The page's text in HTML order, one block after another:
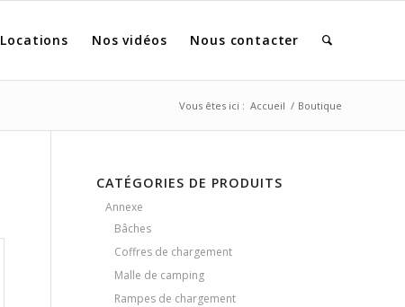
Locations Nos vidéos Nous contacter
Vous êtes ici : Accueil / Boutique
CATÉGORIES DE PRODUITS
Annexe
Bâches
Coffres de chargement
Malle de camping
Rampes de chargement